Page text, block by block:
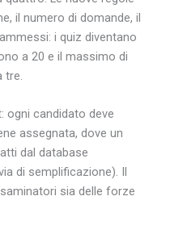
il numero di domande, il
i quiz diventano
a 20 e il massimo di
tre.
ogni candidato deve
assegnata, dove un
dal database
di semplificazione). Il
sia delle forze